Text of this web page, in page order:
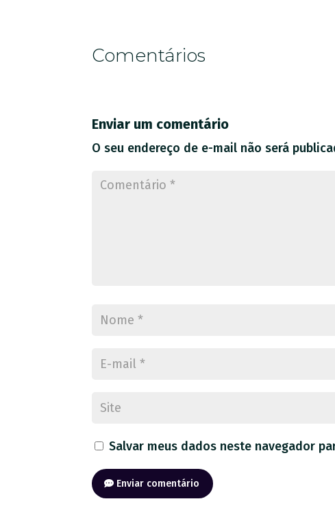
Comentários
Enviar um comentário
O seu endereço de e-mail não será
Salvar meus dados neste navegador
Enviar comentário